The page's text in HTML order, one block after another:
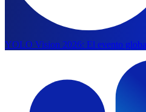
YOLO Vision 2026: El evento